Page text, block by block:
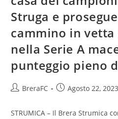
Struga e
cammino in vetta
nella Serie A
punteggio pieno
BreraFC Agosto 22, 2023
STRUMICA – Il Brera Strumica